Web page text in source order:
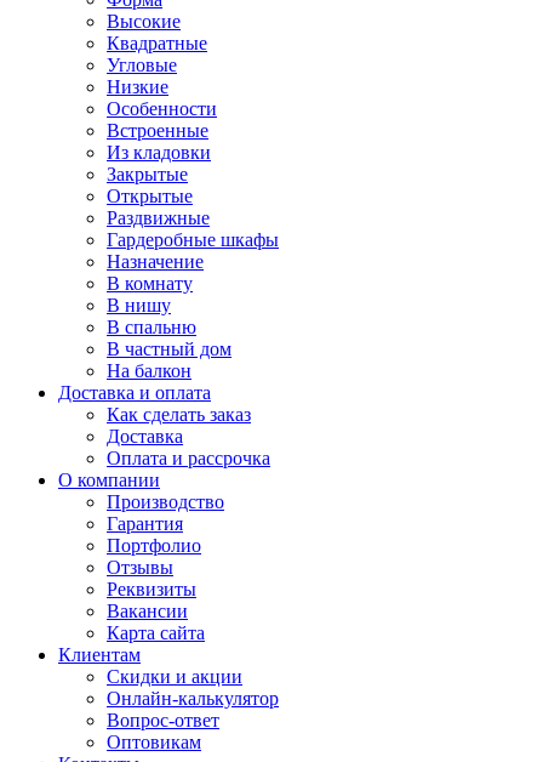
Высокие
Квадратные
Угловые
Низкие
Особенности
Встроенные
Из кладовки
Закрытые
Открытые
Раздвижные
Гардеробные шкафы
Назначение
В комнату
В нишу
В спальню
В частный дом
На балкон
Доставка и оплата
Как сделать заказ
Доставка
Оплата и рассрочка
О компании
Производство
Гарантия
Портфолио
Отзывы
Реквизиты
Вакансии
Карта сайта
Клиентам
Скидки и акции
Онлайн-калькулятор
Вопрос-ответ
Оптовикам